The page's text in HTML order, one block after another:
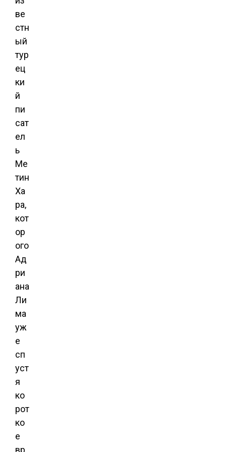
ве
стн
ый
тур
ец
ки
й
пи
сат
ел
ь
Ме
тин
Ха
ра,
кот
ор
ого
Ад
ри
ана
Ли
ма
уж
е
сп
уст
я
ко
рот
ко
е
вр